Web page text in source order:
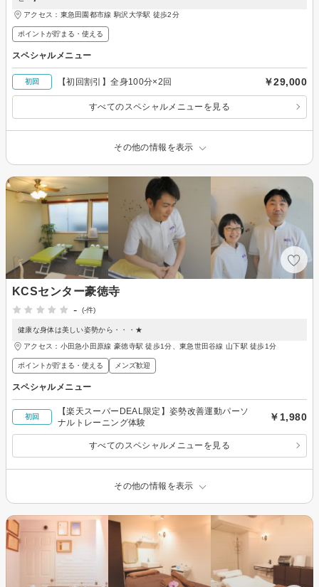
アクセス：東急田園都市線 駒沢大学駅 徒歩2分
ポイントが貯まる・使える
スペシャルメニュー
初回 【初回割引】全身100分×2回 ￥29,000
すべてのスペシャルメニューを見る
その他の情報を表示
KCSセンター豪徳寺
-
(-件)
健康な身体は美しい姿勢から・・・★
アクセス：小田急小田原線 豪徳寺駅 徒歩1分、東急世田谷線 山下駅 徒歩1分
ポイントが貯まる・使える メンズ歓迎
スペシャルメニュー
初回
【楽天スーパーDEAL限定】姿勢改善運動パーソ
ナルトレーニング体験
￥1,980
すべてのスペシャルメニューを見る
その他の情報を表示